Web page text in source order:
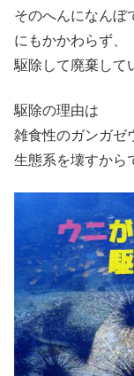
そのへんになんぼ
にもかかわらず、
駆除して廃棄して
駆除の理由は
雑食性のガンガゼ
生態系を壊すから